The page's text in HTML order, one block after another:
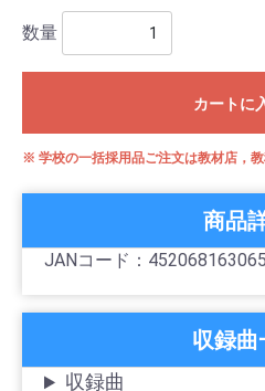
数量
カートに
※ 学校の一括採用品ご注文は教材店，教
商品
JANコード：
収録曲
収録曲